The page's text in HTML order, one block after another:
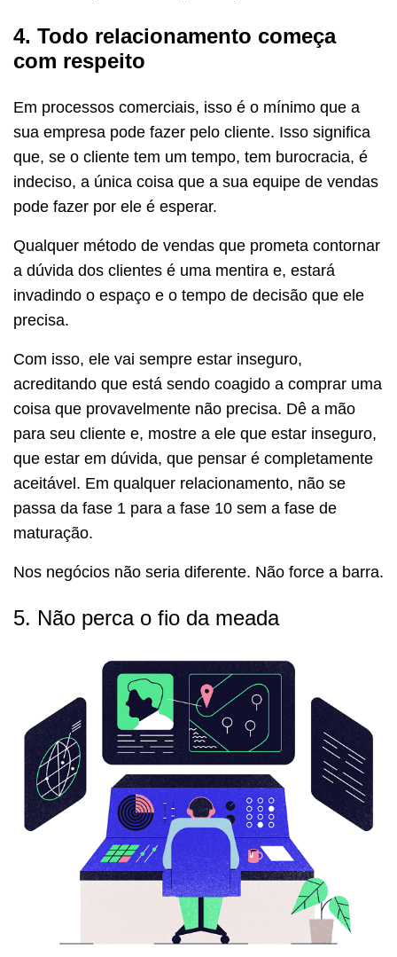
4. Todo relacionamento começa
com respeito
Em processos comerciais, isso é o mínimo que a
sua empresa pode fazer pelo cliente. Isso significa
que, se o cliente tem um tempo, tem burocracia, é
indeciso, a única coisa que a sua equipe de vendas
pode fazer por ele é esperar.
Qualquer método de vendas que prometa contornar
a dúvida dos clientes é uma mentira e, estará
invadindo o espaço e o tempo de decisão que ele
precisa.
Com isso, ele vai sempre estar inseguro,
acreditando que está sendo coagido a comprar uma
coisa que provavelmente não precisa. Dê a mão
para seu cliente e, mostre a ele que estar inseguro,
que estar em dúvida, que pensar é completamente
aceitável. Em qualquer relacionamento, não se
passa da fase 1 para a fase 10 sem a fase de
maturação.
Nos negócios não seria diferente. Não force a barra.
5. Não perca o fio da meada